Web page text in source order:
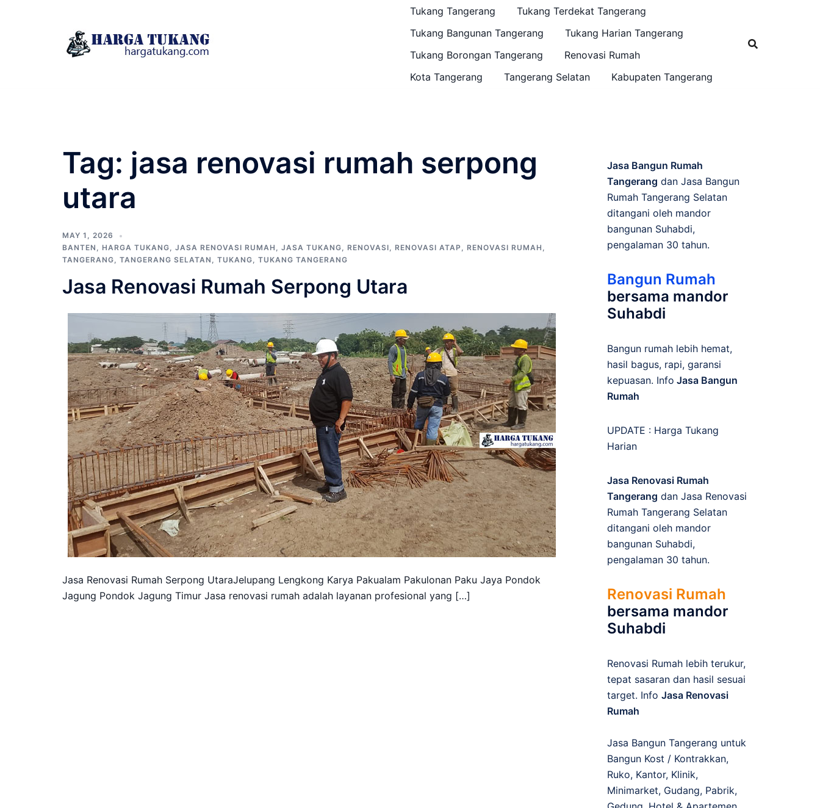
Tukang Tangerang
Tukang Terdekat Tangerang
Tukang Bangunan Tangerang
Tukang Harian Tangerang
Tukang Borongan Tangerang
Renovasi Rumah
Kota Tangerang
Tangerang Selatan Kabupaten Tangerang
Tag: jasa renovasi rumah serpong
utara
MAY 1, 2026
BANTEN , HARGA TUKANG, JASA RENOVASI RUMAH , JASA TUKANG, RENOVASI, RENOVASI ATAP , RENOVASI RUMAH ,
TANGERANG, TANGERANG SELATAN , TUKANG, TUKANG TANGERANG
Jasa Renovasi Rumah Serpong Utara
Jasa Renovasi Rumah Serpong UtaraJelupang Lengkong Karya Pakualam Pakulonan Paku Jaya Pondok
Jagung Pondok Jagung Timur Jasa renovasi rumah adalah layanan profesional yang […]
Jasa Bangun Rumah
Tangerang dan Jasa Bangun
Rumah Tangerang Selatan
ditangani oleh mandor
bangunan Suhabdi,
pengalaman 30 tahun.
Bangun Rumah
bersama mandor
Suhabdi
Bangun rumah lebih hemat,
hasil bagus, rapi, garansi
kepuasan. Info Jasa Bangun
Rumah
UPDATE : Harga Tukang
Harian
Jasa Renovasi Rumah
Tangerang dan Jasa Renovasi
Rumah Tangerang Selatan
ditangani oleh mandor
bangunan Suhabdi,
pengalaman 30 tahun.
Renovasi Rumah
bersama mandor
Suhabdi
Renovasi Rumah lebih terukur,
tepat sasaran dan hasil sesuai
target. Info Jasa Renovasi
Rumah
Jasa Bangun Tangerang untuk
Bangun Kost / Kontrakkan,
Ruko, Kantor, Klinik,
Minimarket, Gudang, Pabrik,